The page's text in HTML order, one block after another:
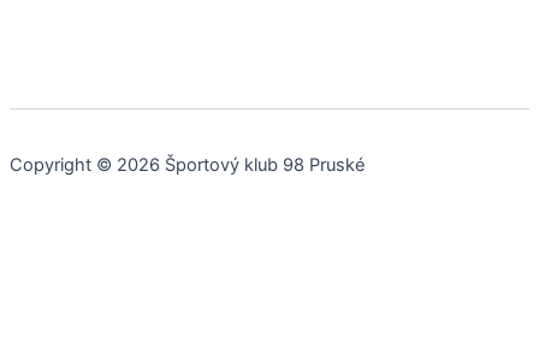
Copyright © 2026 Športový klub 98 Pruské